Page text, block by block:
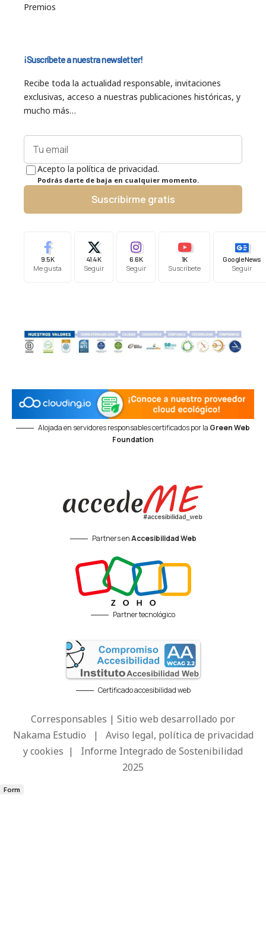
Premios
¡Suscríbete a nuestra newsletter!
Recibe toda la actualidad responsable, invitaciones
exclusivas, acceso a nuestras publicaciones históricas, y
mucho más…
Acepto la política de privacidad.
Podrás darte de baja en cualquier momento.
Suscribirme gratis
9.5K
Me gusta
41.4K
Seguir
6.6K
Seguir
1K
Suscríbete
Google News
Seguir
Alojada en servidores responsables certificados por la Green Web
Foundation
Partners enAccesibilidad Web
Partner tecnológico
Certificado accesibilidad web
Corresponsables | Sitio web desarrollado por
Nakama Estudio | Aviso legal, política de privacidad
y cookies | Informe Integrado de Sostenibilidad
2025
Form